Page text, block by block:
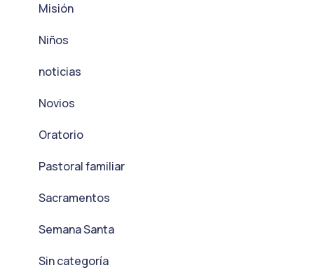
Misión
Niños
noticias
Novios
Oratorio
Pastoral familiar
Sacramentos
Semana Santa
Sin categoría